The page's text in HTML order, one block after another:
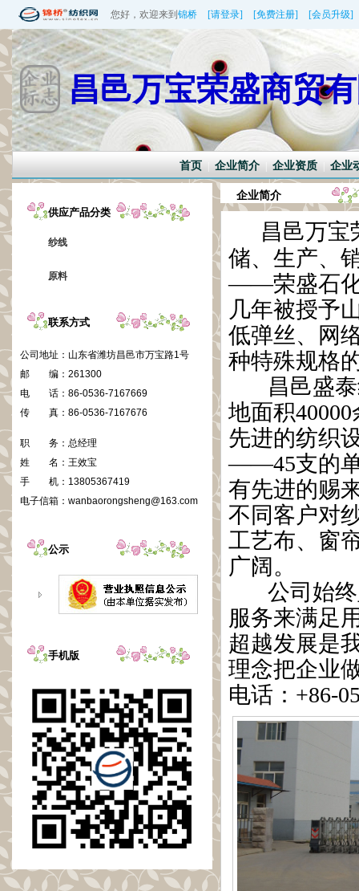
您好，欢迎来到 锦桥 [请登录] [免费注册] [会员升级]
昌邑万宝荣盛商贸
首页 企业简介 企业资质 企业
供应产品分类
纱线
原料
联系方式
公司地址： 山东省潍坊昌邑市万宝路1号
邮 编： 261300
电 话： 86-0536-7167669
传 真： 86-0536-7167676
职 务： 总经理
姓 名： 王效宝
手 机： 13805367419
电子信箱： wanbaorongsheng@163.com
公示
手机版
企业简介
昌邑万宝
储、生产、
——荣盛石化
几年被授予
低弹丝、
网
种特殊规格
昌邑盛泰
地面积
先进的纺织
——45支的单
有先进的赐
不同客户对
工艺布、窗
广阔。
公司始终
服务来满足
超越发展是
理念把企业
电话：+86-